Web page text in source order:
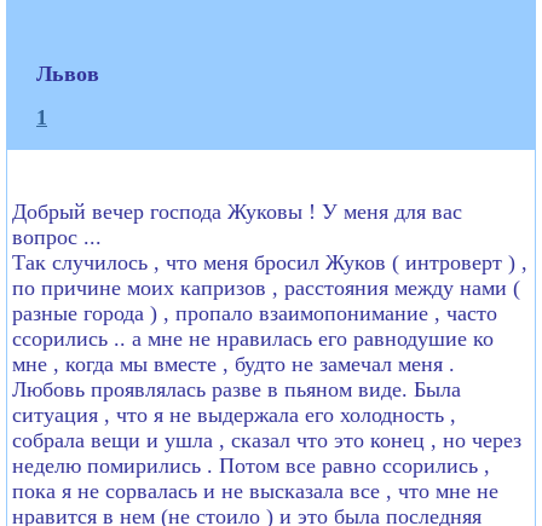
Львов
1
Добрый вечер господа Жуковы ! У меня для вас
вопрос ...
Так случилось , что меня бросил Жуков ( интроверт ) ,
по причине моих капризов , расстояния между нами (
разные города ) , пропало взаимопонимание , часто
ссорились .. а мне не нравилась его равнодушие ко
мне , когда мы вместе , будто не замечал меня .
Любовь проявлялась разве в пьяном виде. Была
ситуация , что я не выдержала его холодность ,
собрала вещи и ушла , сказал что это конец , но через
неделю помирились . Потом все равно ссорились ,
пока я не сорвалась и не высказала все , что мне не
нравится в нем (не стоило ) и это была последняя